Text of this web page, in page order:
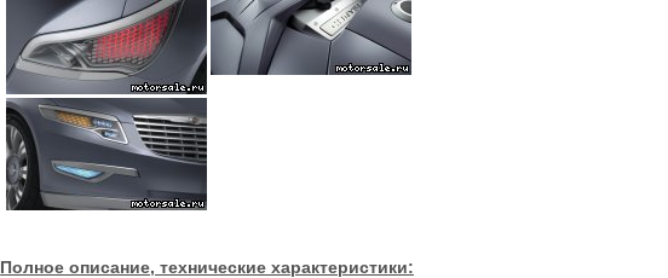
Полное описание, технические характеристики: